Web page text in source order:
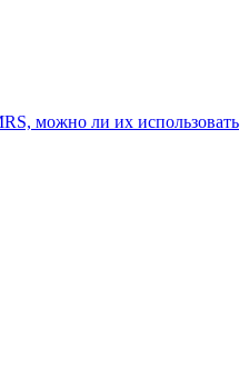
можно ли их использовать